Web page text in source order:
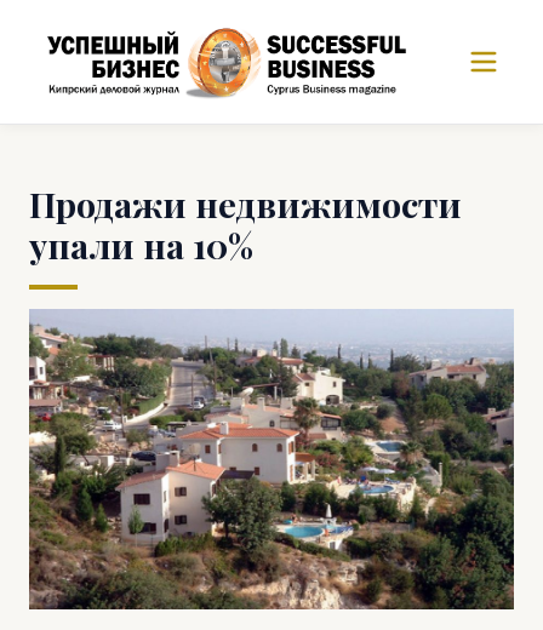
Продажи недвижимости
упали на 10%